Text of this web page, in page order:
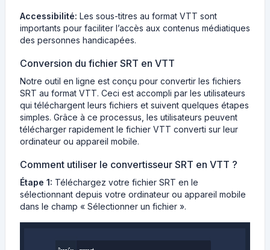
Accessibilité: Les sous-titres au format VTT sont
importants pour faciliter l’accès aux contenus médiatiques
des personnes handicapées.
Conversion du fichier SRT en VTT
Notre outil en ligne est conçu pour convertir les fichiers
SRT au format VTT. Ceci est accompli par les utilisateurs
qui téléchargent leurs fichiers et suivent quelques étapes
simples. Grâce à ce processus, les utilisateurs peuvent
télécharger rapidement le fichier VTT converti sur leur
ordinateur ou appareil mobile.
Comment utiliser le convertisseur SRT en VTT ?
Étape 1: Téléchargez votre fichier SRT en le
sélectionnant depuis votre ordinateur ou appareil mobile
dans le champ « Sélectionner un fichier ».